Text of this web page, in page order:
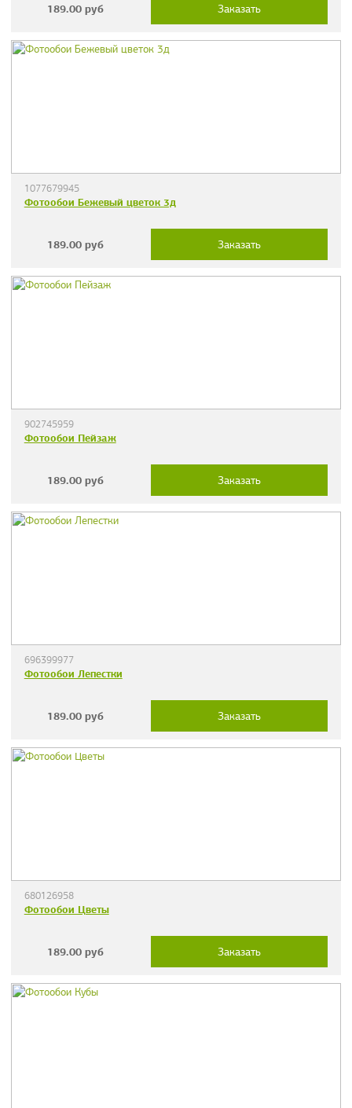
189.00 руб Заказать
1077679945
Фотообои Бежевый цветок 3д
189.00 руб Заказать
902745959
Фотообои Пейзаж
189.00 руб Заказать
696399977
Фотообои Лепестки
189.00 руб Заказать
680126958
Фотообои Цветы
189.00 руб Заказать